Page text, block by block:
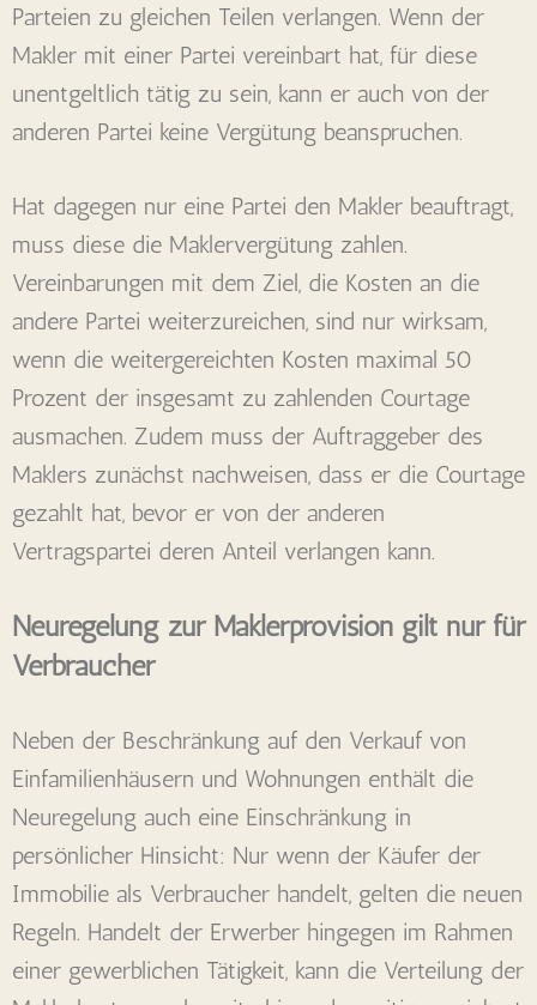
Parteien zu gleichen Teilen verlangen. Wenn der
Makler mit einer Partei vereinbart hat, für diese
unentgeltlich tätig zu sein, kann er auch von der
anderen Partei keine Vergütung beanspruchen.
Hat dagegen nur eine Partei den Makler beauftragt,
muss diese die Maklervergütung zahlen.
Vereinbarungen mit dem Ziel, die Kosten an die
andere Partei weiterzureichen, sind nur wirksam,
wenn die weitergereichten Kosten maximal 50
Prozent der insgesamt zu zahlenden Courtage
ausmachen. Zudem muss der Auftraggeber des
Maklers zunächst nachweisen, dass er die Courtage
gezahlt hat, bevor er von der anderen
Vertragspartei deren Anteil verlangen kann.
Neuregelung zur Maklerprovision gilt nur für
Verbraucher
Neben der Beschränkung auf den Verkauf von
Einfamilienhäusern und Wohnungen enthält die
Neuregelung auch eine Einschränkung in
persönlicher Hinsicht: Nur wenn der Käufer der
Immobilie als Verbraucher handelt, gelten die neuen
Regeln. Handelt der Erwerber hingegen im Rahmen
einer gewerblichen Tätigkeit, kann die Verteilung der